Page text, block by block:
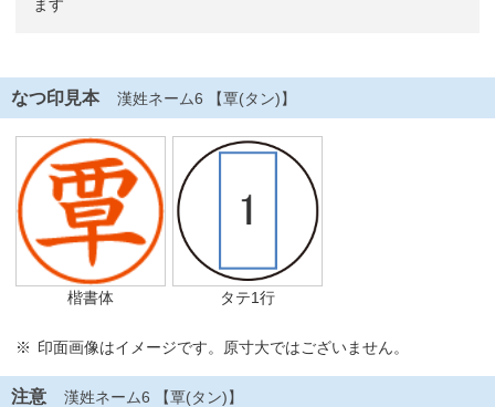
ます
なつ印見本 漢姓ネーム6 【覃(タン)】
楷書体 タテ1行
印面画像はイメージです。原寸大ではございません。
注意 漢姓ネーム6 【覃(タン)】